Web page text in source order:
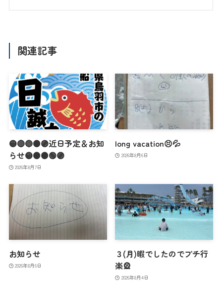
関連記事
🟡🔴🔵🟠🟣近日予定＆お知
らせ🟡🟠🟤🟢🟣
2026年8月7日
long vacation😣💦
2026年8月6日
お知らせ
2026年8月6日
３(月)暇でしたのでプチ行
楽🎡
2026年8月4日